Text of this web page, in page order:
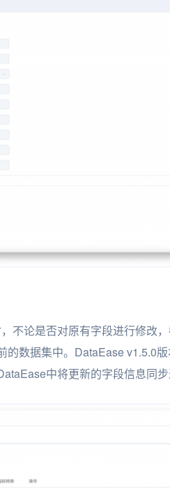
不论是否对原有字段进行修改
数据集中。DataEase v1.5.0
中将更新的字段信息同